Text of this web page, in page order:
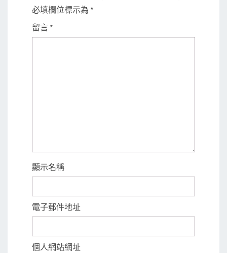
必填欄位標示為 *
留言 *
顯示名稱
電子郵件地址
個人網站網址